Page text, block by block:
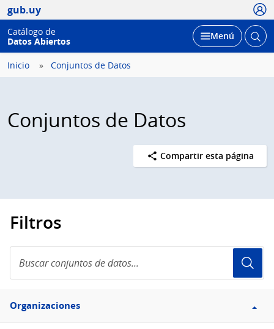
gub.uy
Catálogo de
Datos Abiertos
Desplegar
Menú Abrir
Inicio Conjuntos de Datos
Conjuntos de Datos
Compartir esta página
Filtros
conjuntos
de
Filtro
Organizaciones
Organizaciones